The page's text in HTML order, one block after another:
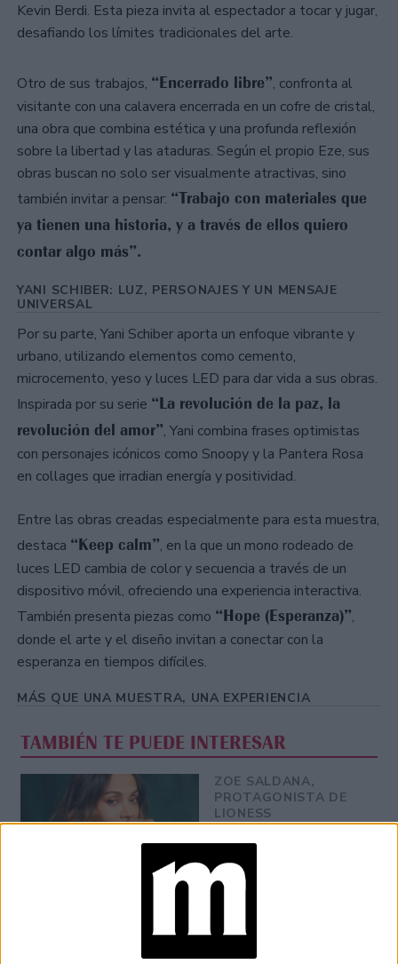
Kevin Berdi. Esta pieza invita al espectador a tocar y jugar,
desafiando los límites tradicionales del arte.
Otro de sus trabajos, “Encerrado libre”, confronta al
visitante con una calavera encerrada en un cofre de cristal,
una obra que combina estética y una profunda reflexión
sobre la libertad y las ataduras. Según el propio Eze, sus
obras buscan no solo ser visualmente atractivas, sino
también invitar a pensar: “Trabajo con materiales que
ya tienen una historia, y a través de ellos quiero
contar algo más”.
YANI SCHIBER: LUZ, PERSONAJES Y UN MENSAJE
UNIVERSAL
Por su parte, Yani Schiber aporta un enfoque vibrante y
urbano, utilizando elementos como cemento,
microcemento, yeso y luces LED para dar vida a sus obras.
Inspirada por su serie “La revolución de la paz, la
revolución del amor”, Yani combina frases optimistas
con personajes icónicos como Snoopy y la Pantera Rosa
en collages que irradian energía y positividad.
Entre las obras creadas especialmente para esta muestra,
destaca “Keep calm”, en la que un mono rodeado de
luces LED cambia de color y secuencia a través de un
dispositivo móvil, ofreciendo una experiencia interactiva.
También presenta piezas como “Hope (Esperanza)”,
donde el arte y el diseño invitan a conectar con la
esperanza en tiempos difíciles.
MÁS QUE UNA MUESTRA, UNA EXPERIENCIA
TAMBIÉN TE PUEDE INTERESAR
ZOE SALDANA,
PROTAGONISTA DE
LIONESS
(PARAMOUNT+): “MI
DESEO ES QUE NOS
UNAMOS COMO
COMUNIDADES
LATINAS”
FINAL DEL MUNDIAL
2026: QUIÉNES